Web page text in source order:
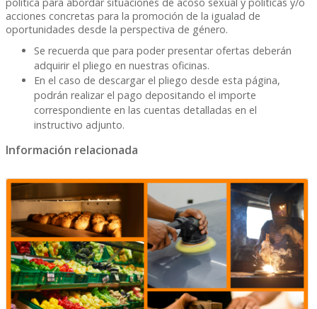
acciones concretas para la promoción de la igualad de
oportunidades desde la perspectiva de género.
Se recuerda que para poder presentar ofertas deberán
adquirir el pliego en nuestras oficinas.
En el caso de descargar el pliego desde esta página,
podrán realizar el pago depositando el importe
correspondiente en las cuentas detalladas en el
instructivo adjunto.
Información relacionada